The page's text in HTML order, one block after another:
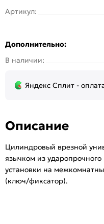
Артикул:
Дополнительно:
В наличии:
Яндекс Сплит -
Описание
Цилиндровый врезной
язычком из
установки на
(ключ/фиксатор).